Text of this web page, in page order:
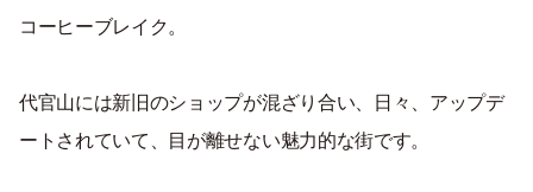
コーヒーブレイク。
代官山には新旧のショップが混ざり合い、日々、アップデ
ートされていて、目が離せない魅力的な街です。